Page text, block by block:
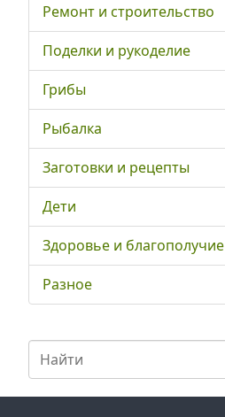
Ремонт и строительство
Поделки и рукоделие
Грибы
Рыбалка
Заготовки и рецепты
Дети
Здоровье и благополучие
Разное